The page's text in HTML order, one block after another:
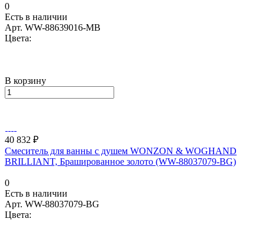
0
Есть в наличии
Арт. WW-88639016-MB
Цвета:
В корзину
40 832 ₽
Смеситель для ванны с душем WONZON & WOGHAND
BRILLIANT, Брашированное золото (WW-88037079-BG)
0
Есть в наличии
Арт. WW-88037079-BG
Цвета: